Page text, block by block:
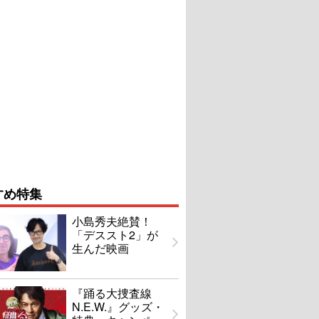
特集
小島秀夫絶賛！
「デススト2」が
生んだ映画
『踊る大捜査線
N.E.W.』グッズ・